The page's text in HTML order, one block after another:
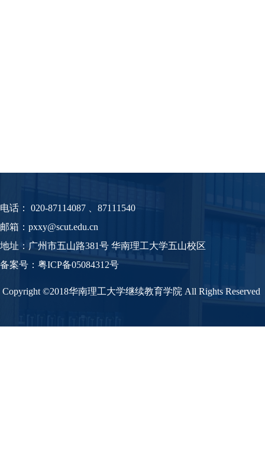
电话： 020-87114087 、87111540
邮箱：pxxy@scut.edu.cn
地址：广州市五山路381号 华南理工大学五山校区
备案号： 粤ICP备05084312号
Copyright ©2018华南理工大学继续教育学院 All Rights Reserved